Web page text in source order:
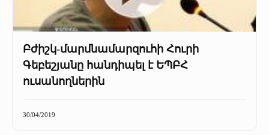
Բժիշկ-մարմնամարզուհի Հուրի
Գեբեշյանը հանդիպել է ԵՊԲՀ
ուսանողներին
30/04/2019